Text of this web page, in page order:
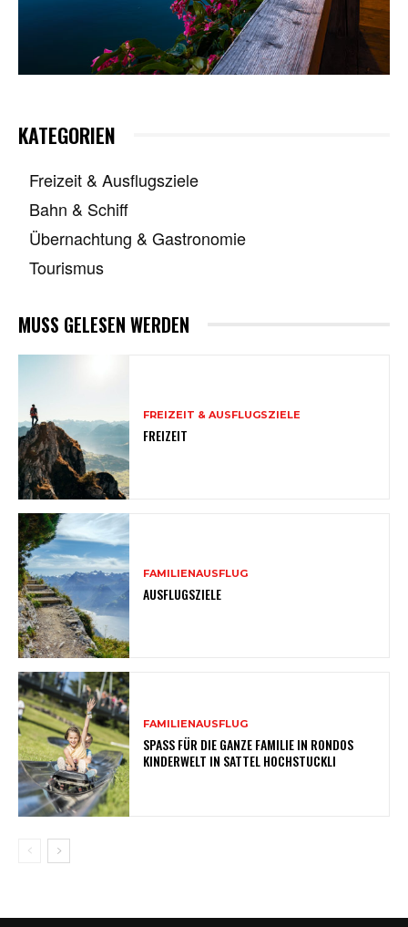
KATEGORIEN
Freizeit & Ausflugsziele
Bahn & Schiff
Übernachtung & Gastronomie
Tourismus
MUSS GELESEN WERDEN
FREIZEIT & AUSFLUGSZIELE
FREIZEIT
FAMILIENAUSFLUG
AUSFLUGSZIELE
FAMILIENAUSFLUG
SPASS FÜR DIE GANZE FAMILIE IN RONDOS
KINDERWELT IN SATTEL HOCHSTUCKLI